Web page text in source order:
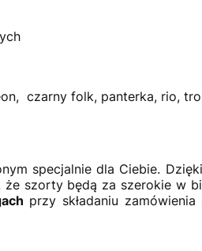
czarny folk, panterka, rio,
specjalnie dla Ciebie.
że szorty będą za szerokie w
przy składaniu